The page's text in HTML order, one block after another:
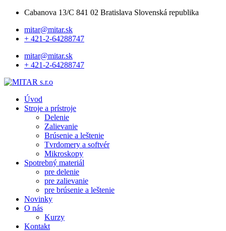
Cabanova 13/C 841 02 Bratislava Slovenská republika
mitar@mitar.sk
+ 421-2-64288747
mitar@mitar.sk
+ 421-2-64288747
Úvod
Stroje a prístroje
Delenie
Zalievanie
Brúsenie a leštenie
Tvrdomery a softvér
Mikroskopy
Spotrebný materiál
pre delenie
pre zalievanie
pre brúsenie a leštenie
Novinky
O nás
Kurzy
Kontakt